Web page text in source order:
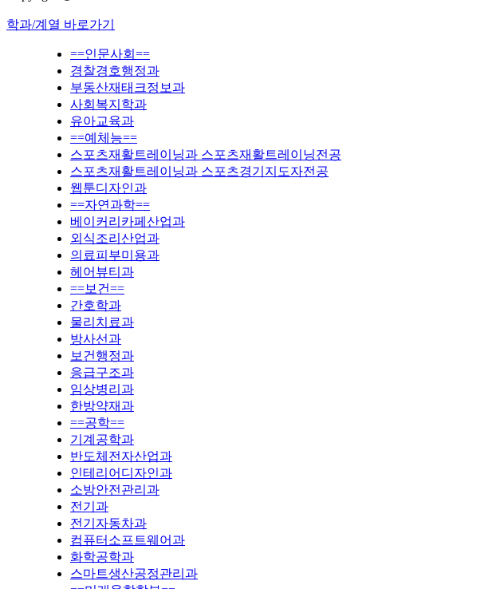
학과/계열 바로가기
==인문사회==
경찰경호행정과
부동산재태크정보과
사회복지학과
유아교육과
==예체능==
스포츠재활트레이닝과 스포츠재활트레이닝전공
스포츠재활트레이닝과 스포츠경기지도자전공
웹툰디자인과
==자연과학==
베이커리카페산업과
외식조리산업과
의료피부미용과
헤어뷰티과
==보건==
간호학과
물리치료과
방사선과
보건행정과
응급구조과
임상병리과
한방약재과
==공학==
기계공학과
반도체전자산업과
인테리어디자인과
소방안전관리과
전기과
전기자동차과
컴퓨터소프트웨어과
화학공학과
스마트생산공정관리과